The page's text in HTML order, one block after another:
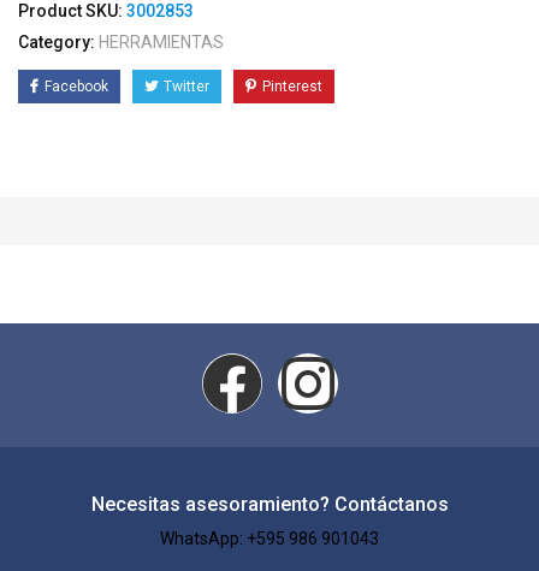
Product SKU: 3002853
Category: HERRAMIENTAS
Facebook Twitter Pinterest
Necesitas asesoramiento? Contáctanos
WhatsApp: +595 986 901043​